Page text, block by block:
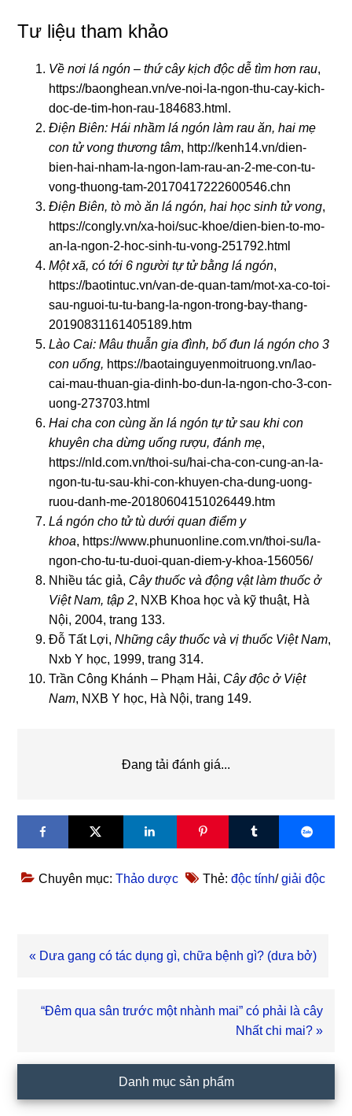
Tư liệu tham khảo
Về nơi lá ngón – thứ cây kịch độc dễ tìm hơn rau,
https://baonghean.vn/ve-noi-la-ngon-thu-cay-kich-
doc-de-tim-hon-rau-184683.html.
Điện Biên: Hái nhầm lá ngón làm rau ăn, hai mẹ
con tử vong thương tâm, http://kenh14.vn/dien-
bien-hai-nham-la-ngon-lam-rau-an-2-me-con-tu-
vong-thuong-tam-20170417222600546.chn
Điện Biên, tò mò ăn lá ngón, hai học sinh tử vong,
https://congly.vn/xa-hoi/suc-khoe/dien-bien-to-mo-
an-la-ngon-2-hoc-sinh-tu-vong-251792.html
Một xã, có tới 6 người tự tử bằng lá ngón,
https://baotintuc.vn/van-de-quan-tam/mot-xa-co-toi-
sau-nguoi-tu-tu-bang-la-ngon-trong-bay-thang-
20190831161405189.htm
Lào Cai: Mâu thuẫn gia đình, bố đun lá ngón cho 3
con uống, https://baotainguyenmoitruong.vn/lao-
cai-mau-thuan-gia-dinh-bo-dun-la-ngon-cho-3-con-
uong-273703.html
Hai cha con cùng ăn lá ngón tự tử sau khi con
khuyên cha dừng uống rượu, đánh mẹ,
https://nld.com.vn/thoi-su/hai-cha-con-cung-an-la-
ngon-tu-tu-sau-khi-con-khuyen-cha-dung-uong-
ruou-danh-me-20180604151026449.htm
Lá ngón cho tử tù dưới quan điểm y
khoa, https://www.phunuonline.com.vn/thoi-su/la-
ngon-cho-tu-tu-duoi-quan-diem-y-khoa-156056/
Nhiều tác giả, Cây thuốc và động vật làm thuốc ở
Việt Nam, tập 2, NXB Khoa học và kỹ thuật, Hà
Nội, 2004, trang 133.
Đỗ Tất Lợi,Những cây thuốc và vị thuốc Việt Nam,
Nxb Y học, 1999, trang 314.
Trần Công Khánh – Phạm Hải, Cây độc ở Việt
Nam, NXB Y học, Hà Nội, trang 149.
Đang tải đánh giá...
Chuyên mục:Thảo dược Thẻ:độc tính/giải độc
Bài
« Dưa gang có tác dụng gì, chữa bệnh gì? (dưa bở)
Bài
“Đêm qua sân trước một nhành mai” có phải là cây
Nhất chi mai? »
chính
Danh mục sản phẩm